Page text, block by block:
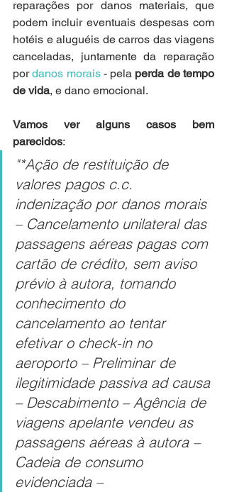
reparações por danos materiais, que
podem incluir eventuais despesas com
hotéis e aluguéis de carros das viagens
canceladas, juntamente da reparação
por danos morais - pela perda de tempo
de vida, e dano emocional.
Vamos ver alguns casos bem
parecidos:
"*Ação de restituição de
valores pagos c.c.
indenização por danos morais
– Cancelamento unilateral das
passagens aéreas pagas com
cartão de crédito, sem aviso
prévio à autora, tomando
conhecimento do
cancelamento ao tentar
efetivar o check-in no
aeroporto – Preliminar de
ilegitimidade passiva ad causa
– Descabimento – Agência de
viagens apelante vendeu as
passagens aéreas à autora –
Cadeia de consumo
evidenciada –